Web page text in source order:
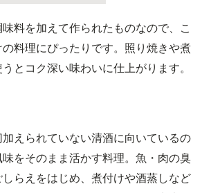
料を加えて作られたものなので、こ
料理にぴったりです。照り焼きや煮
とコク深い味わいに仕上がります。
えられていない清酒に向いているの
をそのまま活かす料理。魚・肉の臭
らえをはじめ、煮付けや酒蒸しなど